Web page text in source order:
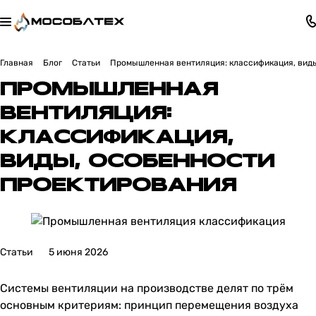
Главная Блог Статьи Промышленная вентиляция: классификация,
ПРОМЫШЛЕННАЯ
ВЕНТИЛЯЦИЯ:
КЛАССИФИКАЦИЯ,
ВИДЫ, ОСОБЕННОСТИ
ПРОЕКТИРОВАНИЯ
Статьи 5 июня 2026
Системы вентиляции на производстве делят по трём
основным критериям: принцип перемещения воздуха